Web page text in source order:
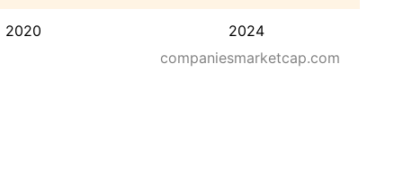
2020
2024
companiesmarketcap.com